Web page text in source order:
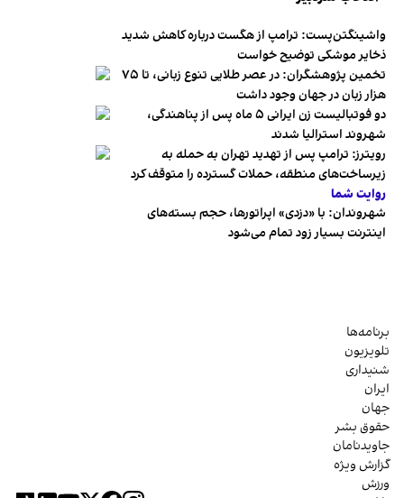
واشینگتن‌پست: ترامپ از هگست درباره کاهش شدید
ذخایر موشکی توضیح خواست
تخمین پژوهشگران: در عصر طلایی تنوع زبانی، تا ۷۵
هزار زبان در جهان وجود داشت
دو فوتبالیست زن ایرانی ۵ ماه پس از پناهندگی،
شهروند استرالیا شدند
رویترز: ترامپ پس از تهدید تهران به حمله به
زیرساخت‌های منطقه، حملات گسترده را متوقف کرد
روایت شما
شهروندان:‌ با «دزدی» اپراتورها، حجم بسته‌های
اینترنت بسیار زود تمام می‌شود
برنامه‌ها
تلویزیون
شنیداری
ایران
جهان
حقوق بشر
جاویدنامان
گزارش ویژه
ورزش